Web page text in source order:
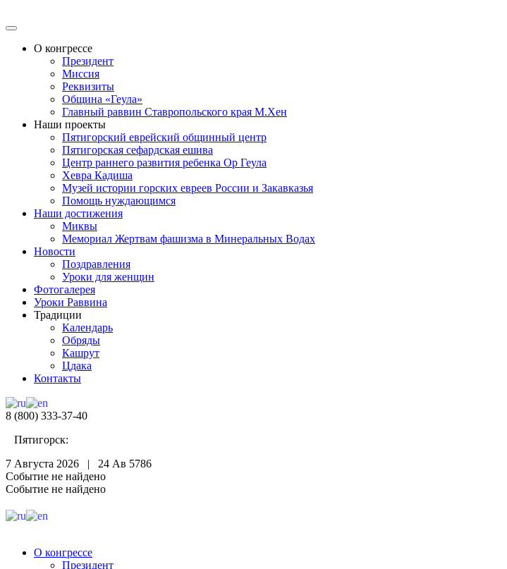
О конгрессе
Президент
Миссия
Реквизиты
Община «Геула»
Главный раввин Ставропольского края М.Хен
Наши проекты
Пятигорский еврейский общинный центр
Пятигорская сефардская ешива
Центр раннего развития ребенка Ор Геула
Хевра Кадиша
Музей истории горских евреев России и Закавказья
Помощь нуждающимся
Наши достижения
Миквы
Мемориал Жертвам фашизма в Минеральных Водах
Новости
Поздравления
Уроки для женщин
Фотогалерея
Уроки Раввина
Традиции
Календарь
Обряды
Кашрут
Цдака
Контакты
8 (800) 333-37-40
Пятигорск:
7 Августа 2026 | 24 Ав 5786
Событие не найдено
Событие не найдено
О конгрессе
Президент